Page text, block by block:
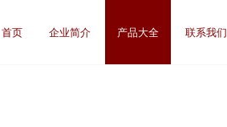
首页 企业简介 产品大全 联系我们